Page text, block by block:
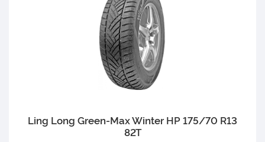
Ling Long Green-Max Winter HP 175/70 R13
82T